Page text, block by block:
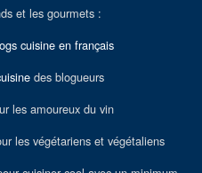
et les gourmets :
cuisine en français
des blogueurs
les amoureux du vin
les végétariens et végétaliens